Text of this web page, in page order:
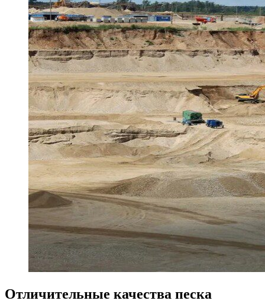
Отличительные качества песка